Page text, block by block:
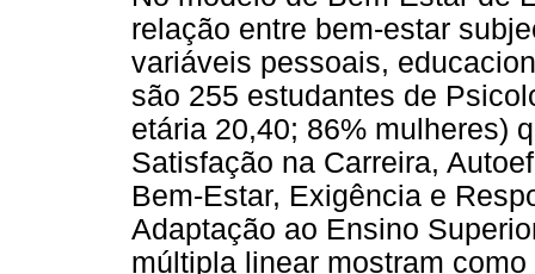
relação entre bem-estar
variáveis pessoais,
são 255 estudantes de
etária 20,40; 86% mulheres)
Satisfação na Carreira,
Bem-Estar, Exigência e
Adaptação ao Ensino
múltipla linear mostram